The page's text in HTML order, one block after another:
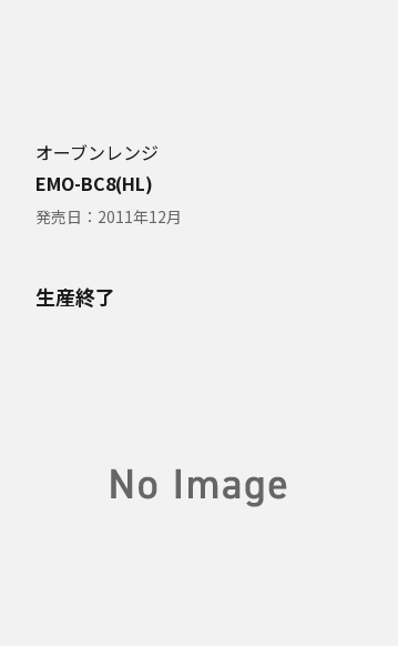
オーブンレンジ
EMO-BC8(HL)
発売日： 2011年12月
生産終了